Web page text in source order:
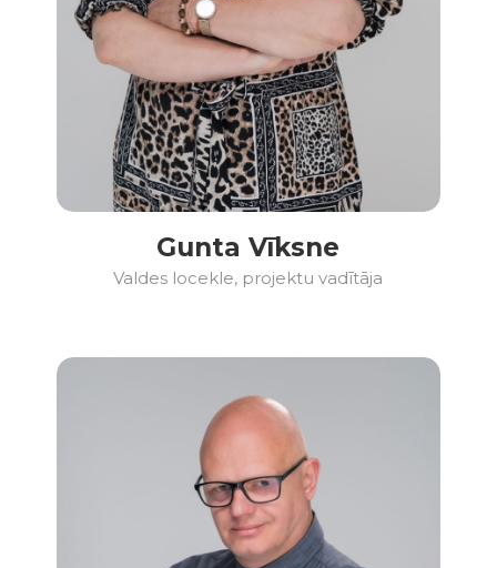
Gunta Vīksne
Valdes locekle, projektu vadītāja